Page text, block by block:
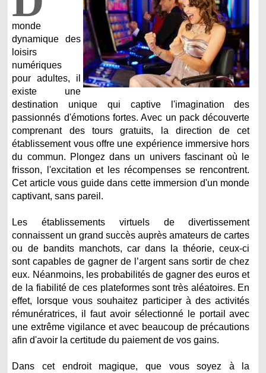
monde
dynamique des
loisirs
numériques
pour adultes, il
existe une
destination unique qui captive l'imagination des
passionnés d'émotions fortes. Avec un pack découverte
comprenant des tours gratuits, la direction de cet
établissement vous offre une expérience immersive hors
du commun. Plongez dans un univers fascinant où le
frisson, l'excitation et les récompenses se rencontrent.
Cet article vous guide dans cette immersion d'un monde
captivant, sans pareil.
Les établissements virtuels de divertissement
connaissent un grand succès auprès amateurs de cartes
ou de bandits manchots, car dans la théorie, ceux-ci
sont capables de gagner de l’argent sans sortir de chez
eux. Néanmoins, les probabilités de gagner des euros et
de la fiabilité de ces plateformes sont très aléatoires. En
effet, lorsque vous souhaitez participer à des activités
rémunératrices, il faut avoir sélectionné le portail avec
une extrême vigilance et avec beaucoup de précautions
afin d'avoir la certitude du paiement de vos gains.
Dans cet endroit magique, que vous soyez à la